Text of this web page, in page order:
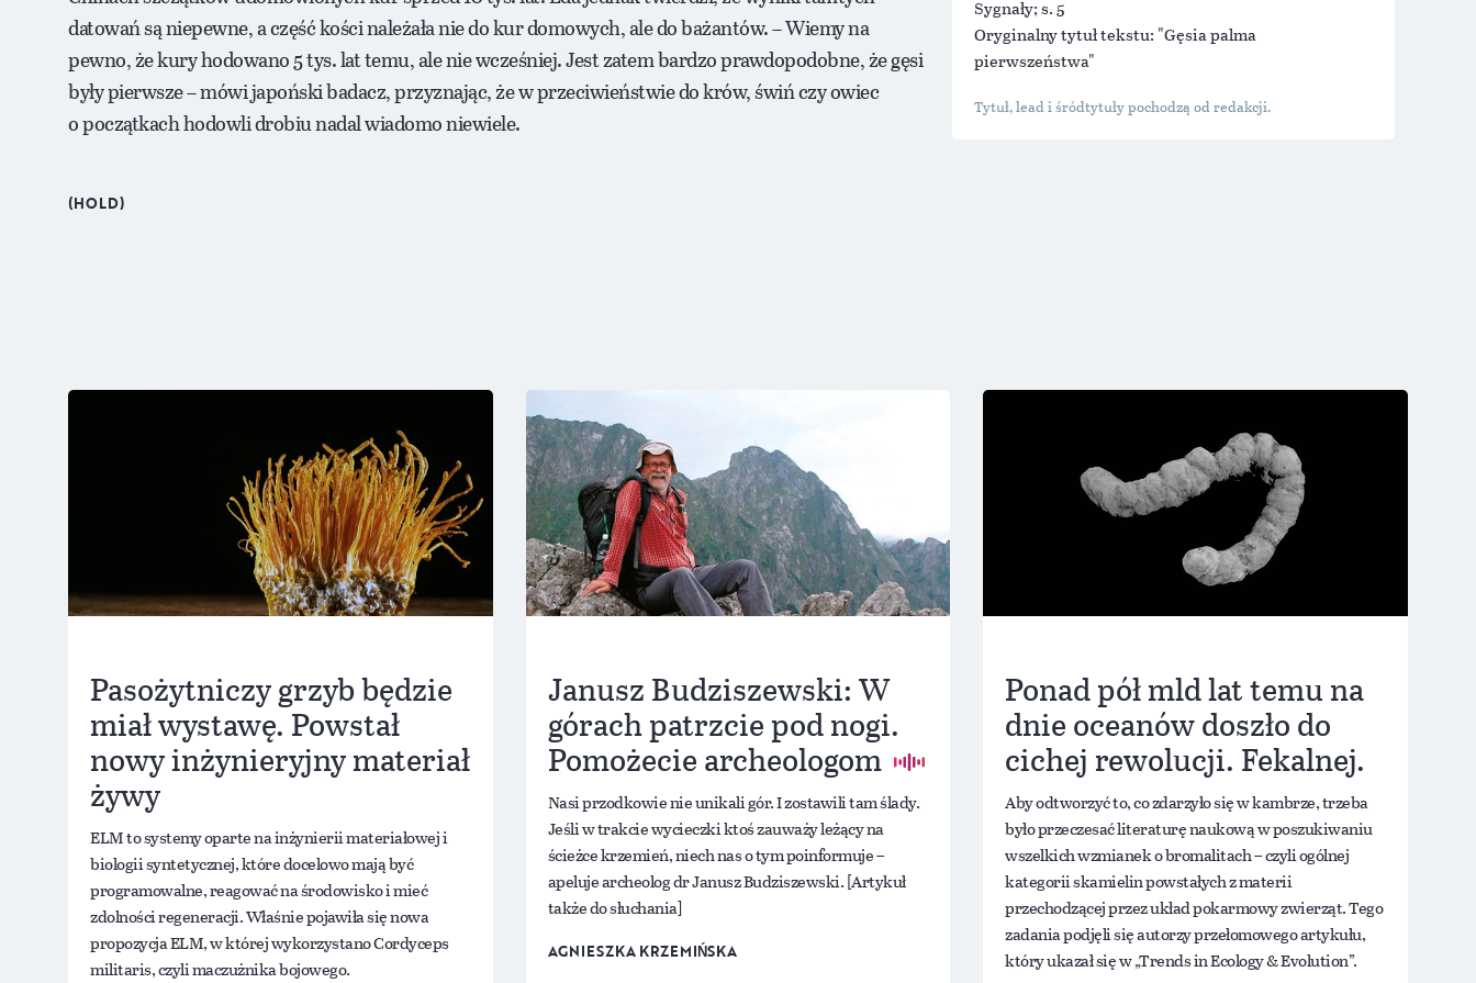
datowań są niepewne, a część kości należała nie do kur domowych, ale do bażantów. – Wiemy na
pewno, że kury hodowano 5 tys. lat temu, ale nie wcześniej. Jest zatem bardzo prawdopodobne, że gęsi
były pierwsze – mówi japoński badacz, przyznając, że w przeciwieństwie do krów, świń czy owiec
o początkach hodowli drobiu nadal wiadomo niewiele.
Sygnały; s. 5
Oryginalny tytuł tekstu: "Gęsia palma
pierwszeństwa"
(HOLD)
Pasożytniczy grzyb będzie
miał wystawę. Powstał
nowy inżynieryjny materiał
żywy
ELM to systemy oparte na inżynierii materiałowej i
biologii syntetycznej, które docelowo mają być
programowalne, reagować na środowisko i mieć
zdolności regeneracji. Właśnie pojawiła się nowa
propozycja ELM, w której wykorzystano Cordyceps
militaris, czyli maczużnika bojowego.
Janusz Budziszewski: W
górach patrzcie pod nogi.
Pomożecie archeologom
Nasi przodkowie nie unikali gór. I zostawili tam ślady.
Jeśli w trakcie wycieczki ktoś zauważy leżący na
ścieżce krzemień, niech nas o tym poinformuje –
apeluje archeolog dr Janusz Budziszewski. [Artykuł
także do słuchania]
AGNIESZKA KRZEMIŃSKA
Ponad pół mld lat temu na
dnie oceanów doszło do
cichej rewolucji. Fekalnej.
Aby odtworzyć to, co zdarzyło się w kambrze, trzeba
było przeczesać literaturę naukową w poszukiwaniu
wszelkich wzmianek o bromalitach – czyli ogólnej
kategorii skamielin powstałych z materii
przechodzącej przez układ pokarmowy zwierząt. Tego
zadania podjęli się autorzy przełomowego artykułu,
który ukazał się w „Trends in Ecology & Evolution”.